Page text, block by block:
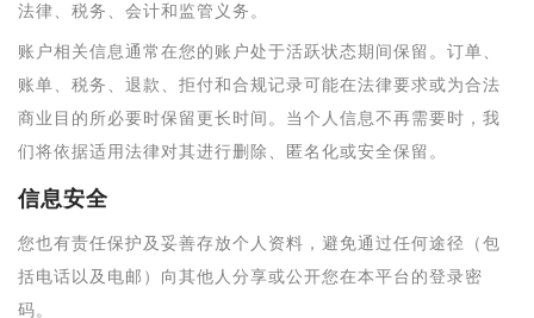
法律、税务、会计和监管义务。
账户相关信息通常在您的账户处于活跃状态期间保留。订单、
账单、税务、退款、拒付和合规记录可能在法律要求或为合法
商业目的所必要时保留更长时间。当个人信息不再需要时，我
们将依据适用法律对其进行删除、匿名化或安全保留。
信息安全
您也有责任保护及妥善存放个人资料，避免通过任何途径（包
括电话以及电邮）向其他人分享或公开您在本平台的登录密
码。